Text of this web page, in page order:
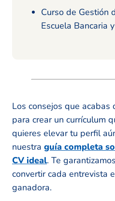
Curso de Gestión
Escuela Bancaria
Los consejos que acabas
para crear un currículum
quieres elevar tu perfil
nuestra guía completa
CV ideal. Te
convertir cada entrevista
ganadora.